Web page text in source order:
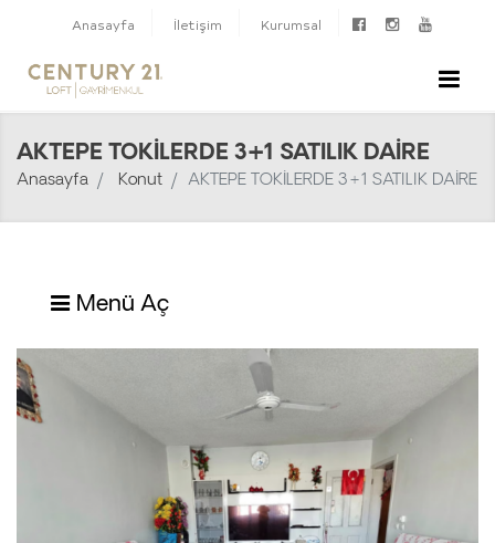
Anasayfa İletişim Kurumsal
AKTEPE TOKİLERDE 3+1 SATILIK DAİRE
Anasayfa Konut AKTEPE TOKİLERDE 3+1 SATILIK DAİRE
Menü Aç